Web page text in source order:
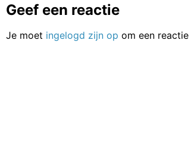
Geef een reactie
Je moet ingelogd zijn op om een